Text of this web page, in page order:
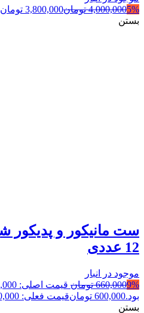
5%
4,000,000 تومان3,800,000 تومان
بستن
12 عددی
موجود در انبار
9%
660,000 تومان
بود.600,000 تومانقیمت فعلی: 600,000 تومان.
بستن